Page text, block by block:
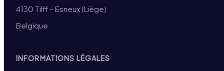
4130 Tilff – Esneux (Liège)
Belgique
INFORMATIONS LÉGALES